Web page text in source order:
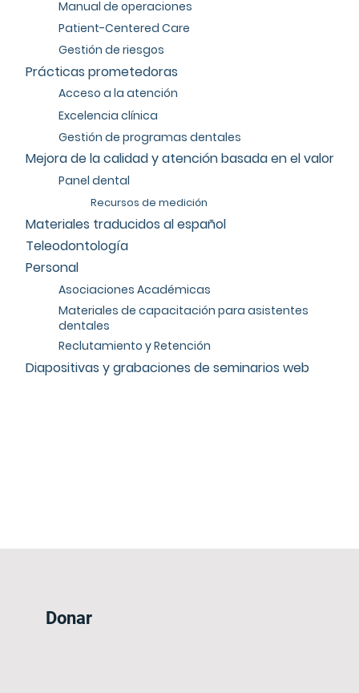
Donar
Manual de operaciones
Patient-Centered Care
Gestión de riesgos
Prácticas prometedoras
Acceso a la atención
Excelencia clínica
Gestión de programas dentales
Mejora de la calidad y atención basada en el valor
Panel dental
Recursos de medición
Materiales traducidos al español
Teleodontología
Personal
Asociaciones Académicas
Materiales de capacitación para asistentes
dentales
Reclutamiento y Retención
Diapositivas y grabaciones de seminarios web